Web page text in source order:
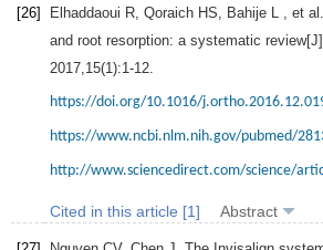
[26] Elhaddaoui R Qoraich HS Bahije L
, et
and root resorption: a systematic review[J].
2017 15(1):1-12.
https://doi.org/10.1016/
https://www.ncbi.nlm.nih.gov/pubmed/
http://www.sciencedirect.com/science/
Cited in this article [1] Abstract